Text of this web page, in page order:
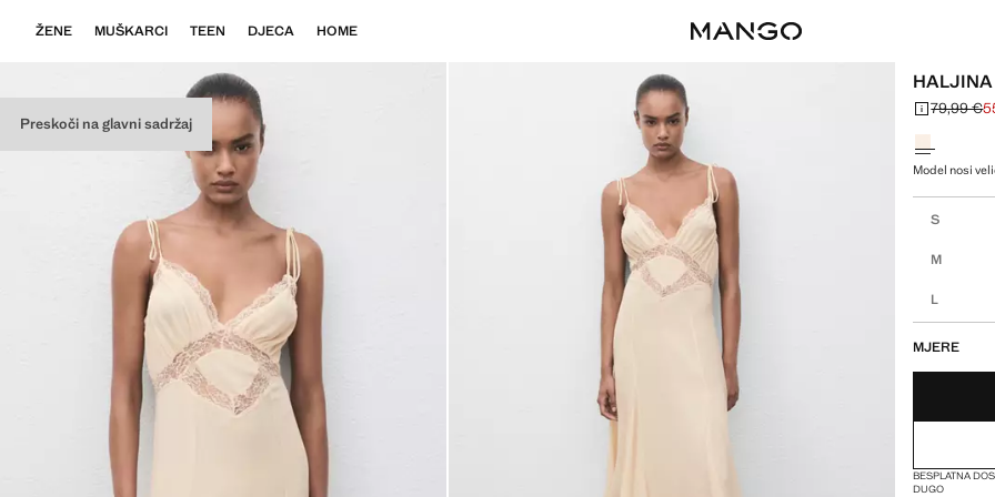
Preskoči na glavni sadržaj
ŽENE MUŠKARCI TEEN DJECA HOME
HALJINA
Početna
79,99 €
Trenutačna
Odaberite
Model nosi
S
M
L
MJERE
BESPLATNA
DUGO